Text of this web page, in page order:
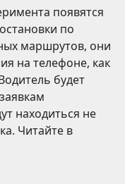
появятся
по
маршрутов, они
на телефоне, как
будет
находиться не
Читайте в